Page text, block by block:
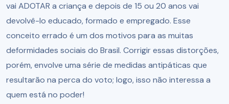
vai ADOTAR a criança e depois de 15 ou 20 anos vai
devolvê-lo educado, formado e empregado. Esse
conceito errado é um dos motivos para as muitas
deformidades sociais do Brasil. Corrigir essas distorções,
porém, envolve uma série de medidas antipáticas que
resultarão na perca do voto; logo, isso não interessa a
quem está no poder!